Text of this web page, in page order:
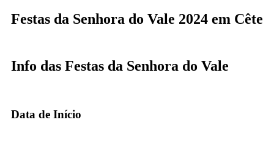
Festas da Senhora do Vale 2024 em Cête
Info das Festas da Senhora do Vale
Data de Início